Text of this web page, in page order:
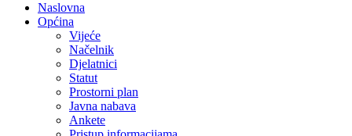
Naslovna
Općina
Vijeće
Načelnik
Djelatnici
Statut
Prostorni plan
Javna nabava
Ankete